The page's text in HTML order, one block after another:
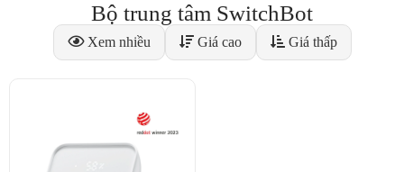
Bộ trung tâm SwitchBot
Xem nhiều Giá cao Giá thấp